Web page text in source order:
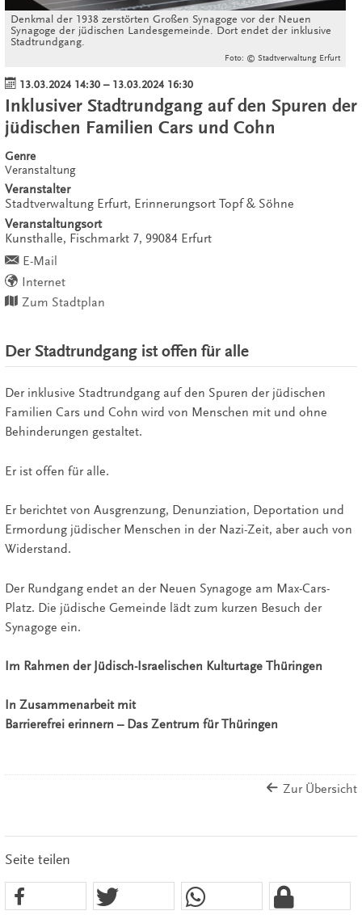
Denkmal der 1938 zerstörten Großen Synagoge vor der Neuen
Synagoge der jüdischen Landesgemeinde. Dort endet der inklusive
Stadtrundgang.
Foto: © Stadtverwaltung Erfurt
13.03.2024 14:30 – 13.03.2024 16:30
Inklusiver Stadtrundgang auf den Spuren der
jüdischen Familien Cars und Cohn
Genre
Veranstaltung
Veranstalter
Stadtverwaltung Erfurt, Erinnerungsort Topf & Söhne
Veranstaltungsort
Kunsthalle, Fischmarkt 7, 99084 Erfurt
E-Mail
Internet
Zum Stadtplan
Der Stadtrundgang ist offen für alle
Der inklusive Stadtrundgang auf den Spuren der jüdischen
Familien Cars und Cohn wird von Menschen mit und ohne
Behinderungen gestaltet.
Er ist offen für alle.
Er berichtet von Ausgrenzung, Denunziation, Deportation und
Ermordung jüdischer Menschen in der Nazi-Zeit, aber auch von
Widerstand.
Der Rundgang endet an der Neuen Synagoge am Max-Cars-
Platz. Die jüdische Gemeinde lädt zum kurzen Besuch der
Synagoge ein.
Im Rahmen der Jüdisch-Israelischen Kulturtage Thüringen
In Zusammenarbeit mit
Barrierefrei erinnern – Das Zentrum für Thüringen
Zur Übersicht
Seite teilen